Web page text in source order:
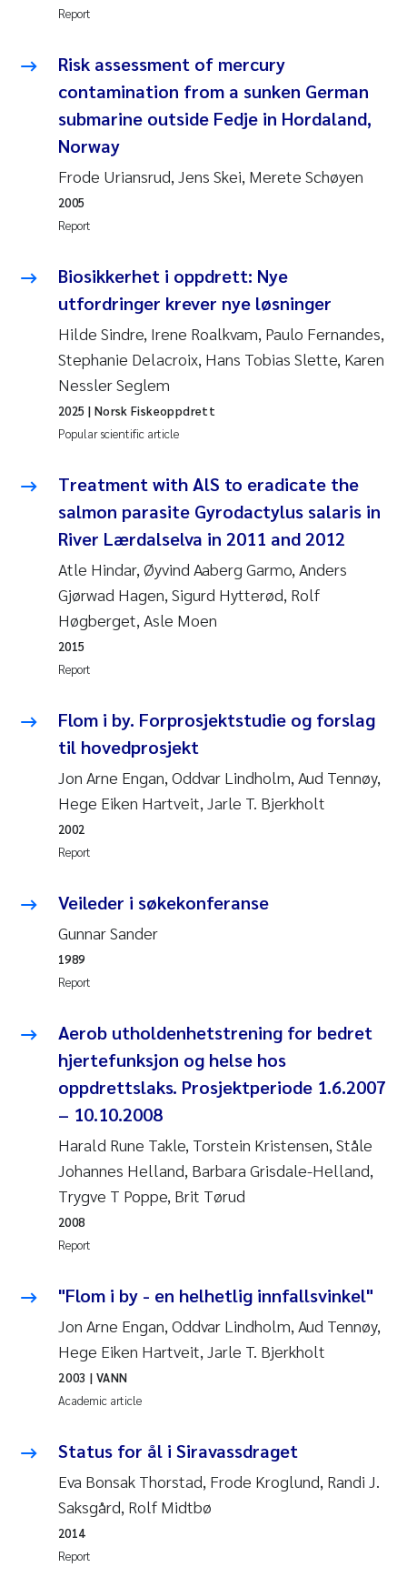
2008
2007
2006
Elizaveta Protsenko
Eli Rinde
Benoit Olivier Demars
Nicholas Roden
Stephanie Delacroix
Birger Skjelbred
Hege Gundersen
Janne Kim Gitmark
Inga Fløisand
Lena Haugland Moen
Li Xie
Maria Thérése Hultman
Ana Margarida Pinto Costa
Vladyslava Hostyeva
Valentina Elena Tartiu
Tânia Cristina Gomes
Sondre Meland
Sindre Langaas
Thorjørn Larssen
Elisabeth Støhle Rødland
Elisabeth Lie
Camilla With Fagerli
Adam David Lillicrap
Asle Økelsrud
Jan-Erik Thrane
Liv Bente Skancke
André Staalstrøm
Belinda Valdecanas
Report
Risk assessment of mercury
contamination from a sunken German
submarine outside Fedje in Hordaland,
Norway
Frode Uriansrud, Jens Skei, Merete Schøyen
Report
2005
Biosikkerhet i oppdrett: Nye
utfordringer krever nye løsninger
Hilde Sindre, Irene Roalkvam, Paulo Fernandes,
Stephanie Delacroix, Hans Tobias Slette, Karen
Nessler Seglem
Popular scientific article
2025 | Norsk Fiskeoppdrett
Treatment with AlS to eradicate the
salmon parasite Gyrodactylus salaris in
River Lærdalselva in 2011 and 2012
Atle Hindar, Øyvind Aaberg Garmo, Anders
Gjørwad Hagen, Sigurd Hytterød, Rolf
Høgberget, Asle Moen
Report
2015
Flom i by. Forprosjektstudie og forslag
til hovedprosjekt
Jon Arne Engan, Oddvar Lindholm, Aud Tennøy,
Hege Eiken Hartveit, Jarle T. Bjerkholt
Report
2002
Veileder i søkekonferanse
Gunnar Sander
Report
1989
Aerob utholdenhetstrening for bedret
hjertefunksjon og helse hos
oppdrettslaks. Prosjektperiode 1.6.2007
– 10.10.2008
Harald Rune Takle, Torstein Kristensen, Ståle
Johannes Helland, Barbara Grisdale-Helland,
Trygve T Poppe, Brit Tørud
Report
2008
"Flom i by - en helhetlig innfallsvinkel"
Jon Arne Engan, Oddvar Lindholm, Aud Tennøy,
Hege Eiken Hartveit, Jarle T. Bjerkholt
Academic article
2003 | VANN
Status for ål i Siravassdraget
Eva Bonsak Thorstad, Frode Kroglund, Randi J.
Saksgård, Rolf Midtbø
Report
2014